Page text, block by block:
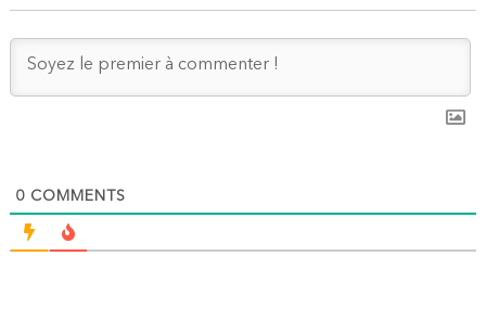
0COMMENTS